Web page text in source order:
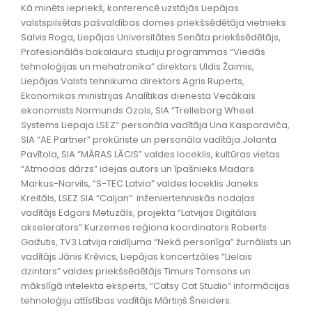
Kā minēts iepriekš, konferencē uzstājās Liepājas
valstspilsētas pašvaldības domes priekšsēdētāja vietnieks
Salvis Roga, Liepājas Universitātes Senāta priekšsēdētājs,
Profesionālās bakalaura studiju programmas “Viedās
tehnoloģijas un mehatronika” direktors Uldis Žaimis,
Liepājas Valsts tehnikuma direktors Agris Ruperts,
Ekonomikas ministrijas Analītikas dienesta Vecākais
ekonomists Normunds Ozols, SIA “Trelleborg Wheel
Systems Liepaja LSEZ” personāla vadītāja Una Kasparaviča,
SIA “AE Partner” prokūriste un personāla vadītāja Jolanta
Pavītola, SIA “MĀRAS LĀCIS” valdes loceklis, kultūras vietas
“Atmodas dārzs” idejas autors un īpašnieks Madars
Markus-Narvils, “S-TEC Latvia” valdes loceklis Janeks
Kreitāls, LSEZ SIA “Caljan” inženiertehniskās nodaļas
vadītājs Edgars Metuzāls, projekta “Latvijas Digitālais
akselerators” Kurzemes reģiona koordinators Roberts
Gaižutis, TV3 Latvija raidījuma “Nekā personīga” žurnālists un
vadītājs Jānis Krēvics, Liepājas koncertzāles “Lielais
dzintars” valdes priekšsēdētājs Timurs Tomsons un
mākslīgā intelekta eksperts, “Catsy Cat Studio” informācijas
tehnoloģiju attīstības vadītājs Mārtiņš Šneiders.